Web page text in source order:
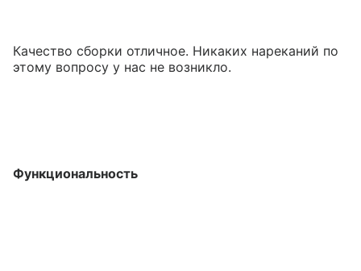
Качество сборки отличное. Никаких нареканий по
этому вопросу у нас не возникло.
Функциональность